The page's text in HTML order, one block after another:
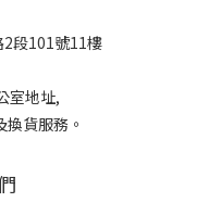
段101號11樓
室地址,
貨服務。